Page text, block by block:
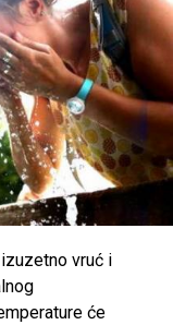
vruć i
će